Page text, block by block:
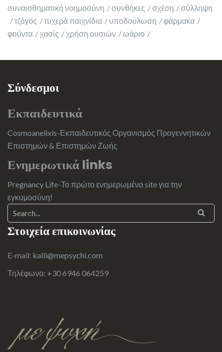
συναισθηματική νοημοσύνη
συνθήκες σχέση
σύλληψη
τζόγος
τυχερά παιχνίδια υποδούλωση
φάρμακα
φούντα
χασίς χρήση ουσιών ωάριο
Σύνδεσμοι
Εκπαιδευτικά
Cosmoanelixis-Εκπαιδευτικός Οργανισμός Προγεννητικών
Επιστημών & Επιστημών Ζωής
Ενημερωτικά links
Pregnancy Life-Το πρώτο ενημερωμένο site για την
εγκυμοσύνη!
Στοιχεία επικοινωνίας
E-mail: kalli@mepsychi.com
Τηλέφωνο: +30 6946 064259